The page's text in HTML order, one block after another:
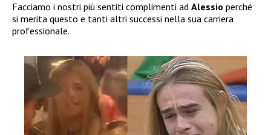
Facciamo i nostri più sentiti complimenti ad Alessio perché
si merita questo e tanti altri successi nella sua carriera
professionale.